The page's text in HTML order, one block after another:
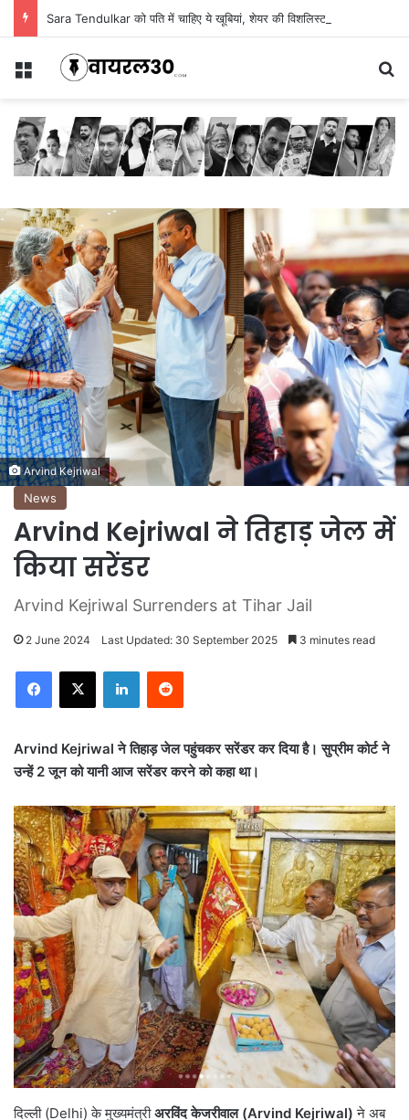
Sara Tendulkar को पति में चाहिए ये खूबियां, शेयर की विशलिस्ट
Menu
Arvind Kejriwal
News
Arvind Kejriwal ने तिहाड़ जेल में
किया सरेंडर
Arvind Kejriwal Surrenders at Tihar Jail
2 June 2024 Last Updated: 30 September 2025 3 minutes read
LinkedInReddit
Arvind Kejriwal ने तिहाड़ जेल पहुंचकर सरेंडर कर दिया है। सुप्रीम कोर्ट ने
उन्हें 2 जून को यानी आज सरेंडर करने को कहा था।
दिल्ली (Delhi) के मुख्यमंत्रीअरविंद केजरीवाल (Arvind Kejriwal) ने अब